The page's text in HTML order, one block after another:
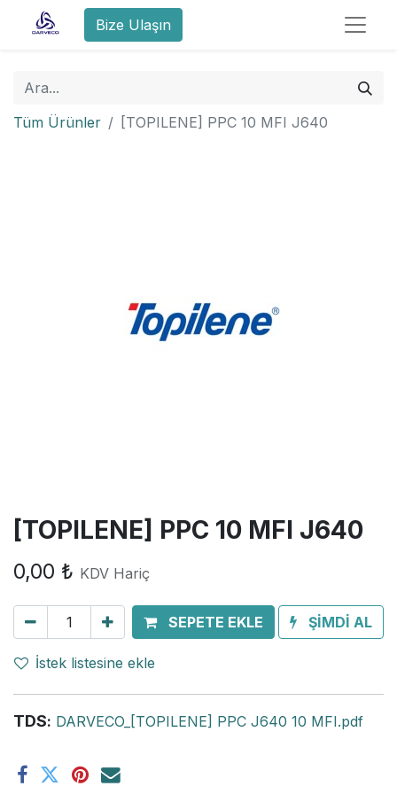
Bize Ulaşın
Tüm Ürünler [TOPILENE] PPC 10 MFI J640
[TOPILENE] PPC 10 MFI J640
0,00 ₺ KDV Hariç
SEPETE EKLE ŞİMDİ AL
İstek listesine ekle
TDS: DARVECO_[TOPILENE] PPC J640 10 MFI.pdf